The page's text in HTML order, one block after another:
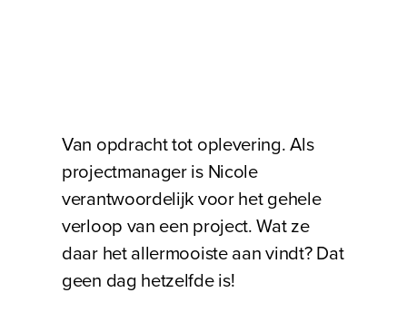
Van opdracht tot oplevering. Als
projectmanager is Nicole
verantwoordelijk voor het gehele
verloop van een project. Wat ze
daar het allermooiste aan vindt? Dat
geen dag hetzelfde is!